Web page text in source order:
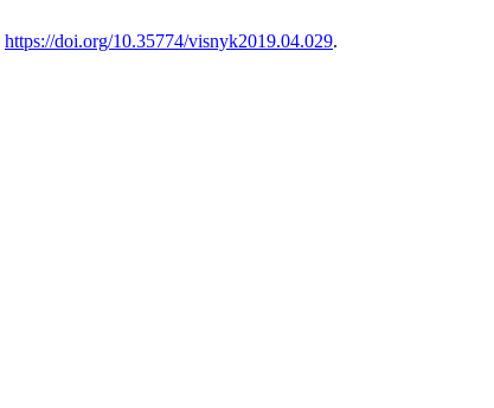
https://doi.org/10.35774/visnyk2019.04.029.